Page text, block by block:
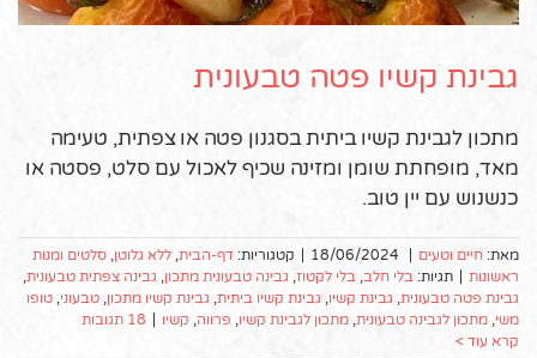
גבינת קשיו פטה טבעונית
מתכון לגבינת קשיו ביתית בסגנון פטה או צפתית, טעימה
מאד, מופחתת שומן ומזינה שכיף לאכול עם סלט, פסטה או
כנשנוש עם יין טוב.
מאת: חיים וטעים |
18/06/2024
| קטגוריות: דף-הבית, ללא גלוטן, סלטים ומנות
ראשונות | תגיות: בלי חלב, בלי לקטוז, גבינה טבעונית מתכון, גבינה צפתית טבעונית,
גבינת פטה טבעונית, גבינת קשיו, גבינת קשיו ביתית, גבינת קשיו מתכון, טבעוני, טופו
משי, מתכון לגבינה טבעונית, מתכון לגבינת קשיו, פרווה, קשיו | 18 תגובות
קרא עוד >